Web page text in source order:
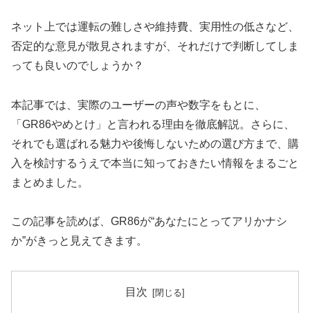
ネット上では運転の難しさや維持費、実用性の低さなど、
否定的な意見が散見されますが、それだけで判断してしま
っても良いのでしょうか？
本記事では、実際のユーザーの声や数字をもとに、
「GR86やめとけ」と言われる理由を徹底解説。さらに、
それでも選ばれる魅力や後悔しないための選び方まで、購
入を検討するうえで本当に知っておきたい情報をまるごと
まとめました。
この記事を読めば、GR86が“あなたにとってアリかナシ
か”がきっと見えてきます。
目次